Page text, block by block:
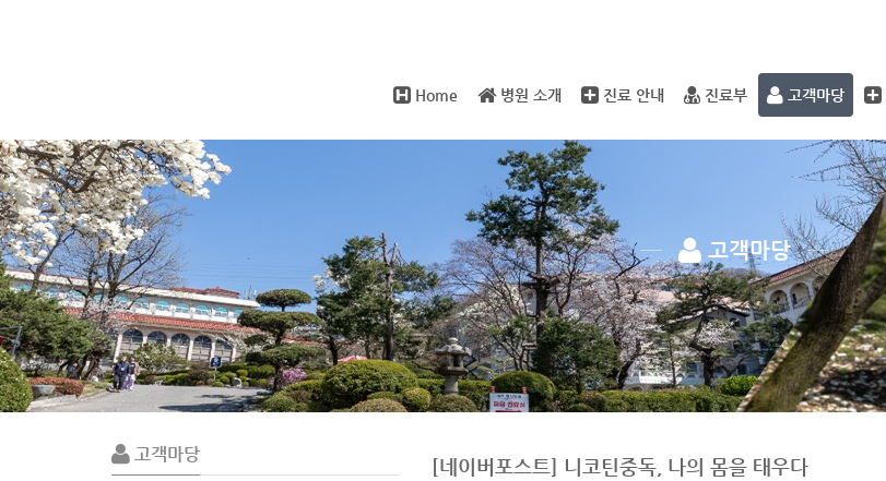
Home 병원 소개 진료 안내 진료부 고객마당
Sub
Promotion
고객마당
고객마당
[네이버포스트] 니코틴중독, 나의 몸을 태우다